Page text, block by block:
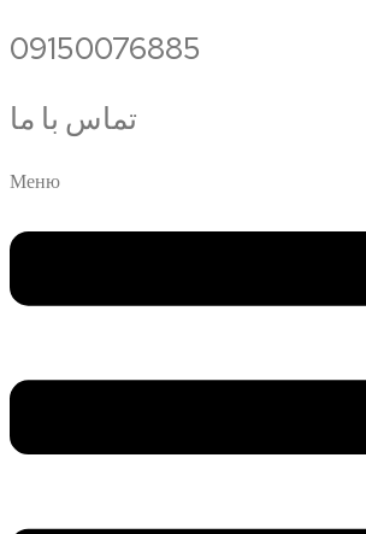
09150076885
تماس با ما
Меню